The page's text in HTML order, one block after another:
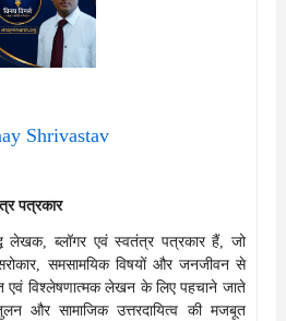
Shrivastav
पत्रकार
लेखक, ब्लॉगर एवं स्वतंत्र पत्रकार हैं, जो
सरोकार, समसामयिक विषयों और जनजीवन से
एवं विश्लेषणात्मक लेखन के लिए पहचाने जाते
और सामाजिक उत्तरदायित्व की मजबूत